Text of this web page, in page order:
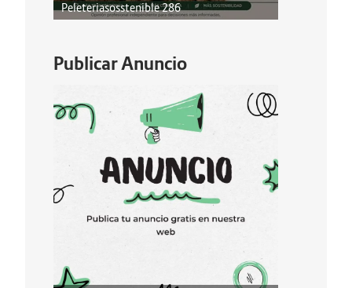
Peleteriasosstenible 286
Publicar Anuncio